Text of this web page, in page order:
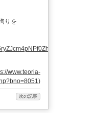
りを
www.teoria-
)
次の記事